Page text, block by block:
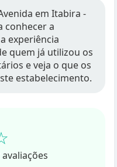
em Itabira -
conhecer a
experiência
quem já utilizou os
e veja o que os
estabelecimento.